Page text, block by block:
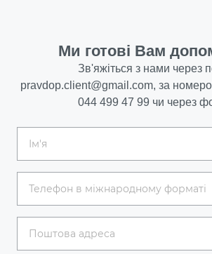
Ми готові Вам
Зв'яжіться з нами через
pravdop.client@gmail.com, за
044 499 47 99 чи через